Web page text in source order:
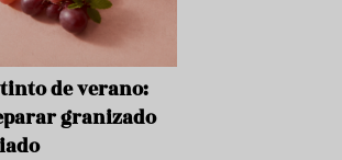
t
r
i
de verano:
granizado